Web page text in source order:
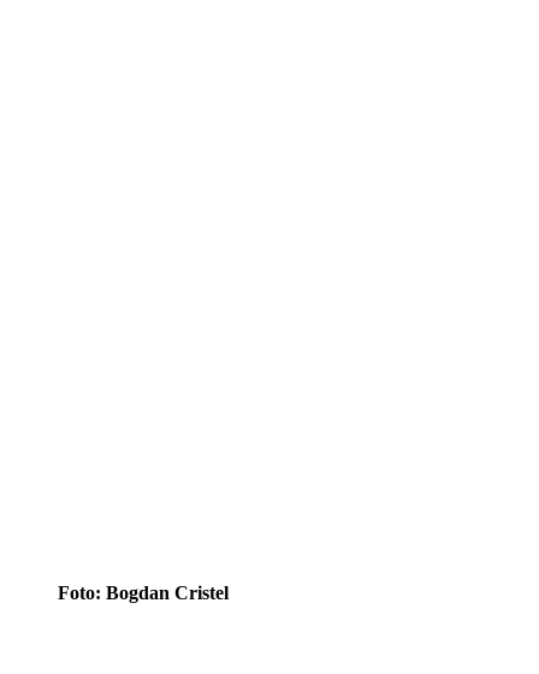
Foto: Bogdan Cristel